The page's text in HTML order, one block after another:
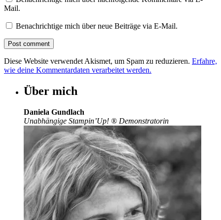
Mail.
Benachrichtige mich über neue Beiträge via E-Mail.
Diese Website verwendet Akismet, um Spam zu reduzieren. Erfahre,
wie deine Kommentardaten verarbeitet werden.
Über mich
Daniela Gundlach
Unabhängige Stampin’Up! ® Demonstratorin